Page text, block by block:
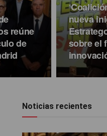
reúne
de
nueva
sobre el
Noticias recientes